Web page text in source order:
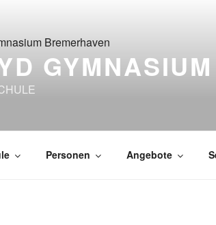
Personen Angebote